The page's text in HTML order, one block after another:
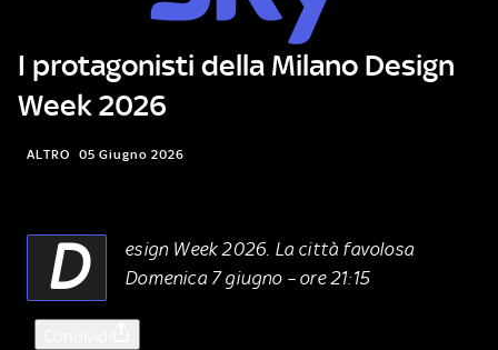
I protagonisti della Milano Design
Week 2026
ALTRO 05 Giugno 2026
D
esign Week 2026. La città favolosa
Domenica 7 giugno – ore 21:15